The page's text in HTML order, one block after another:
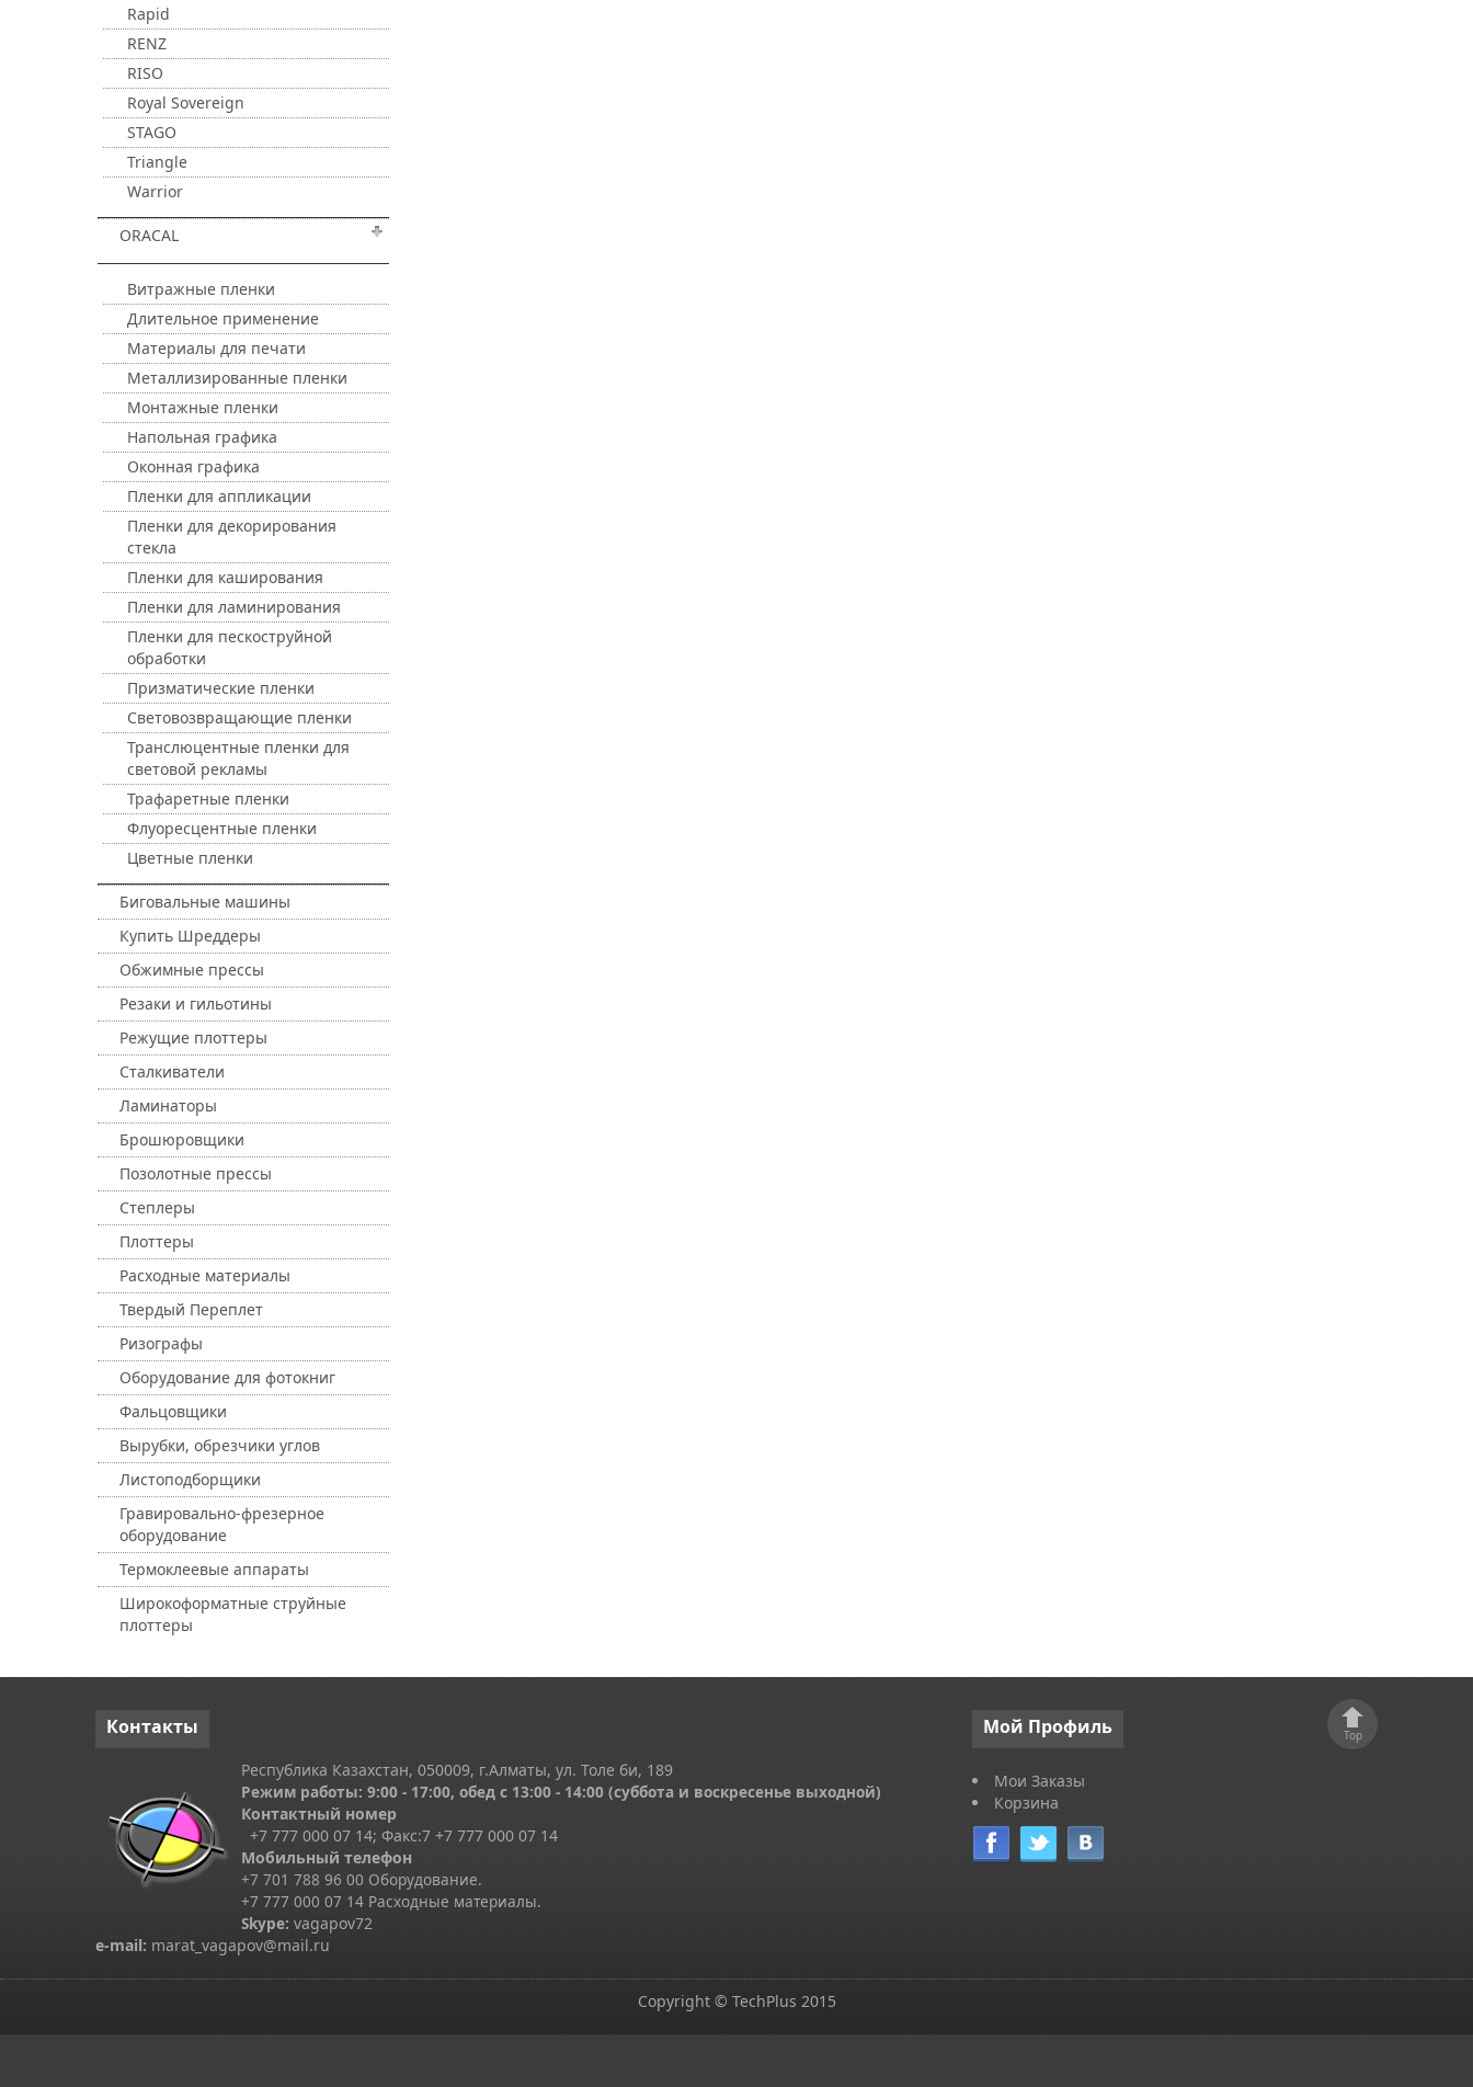
Rapid
RENZ
RISO
Royal Sovereign
STAGO
Triangle
Warrior
ORACAL
Витражные пленки
Длительное применение
Материалы для печати
Металлизированные пленки
Монтажные пленки
Напольная графика
Оконная графика
Пленки для аппликации
Пленки для декорирования
стекла
Пленки для каширования
Пленки для ламинирования
Пленки для пескоструйной
обработки
Призматические пленки
Световозвращающие пленки
Транслюцентные пленки для
световой рекламы
Трафаретные пленки
Флуоресцентные пленки
Цветные пленки
Биговальные машины
Купить Шреддеры
Обжимные прессы
Резаки и гильотины
Режущие плоттеры
Сталкиватели
Ламинаторы
Брошюровщики
Позолотные прессы
Степлеры
Плоттеры
Расходные материалы
Твердый Переплет
Ризографы
Оборудование для фотокниг
Фальцовщики
Вырубки, обрезчики углов
Листоподборщики
Гравировально-фрезерное
оборудование
Термоклеевые аппараты
Широкоформатные струйные
плоттеры
Контакты
Республика Казахстан, 050009, г.Алматы, ул. Толе би, 189
Режим работы: 9:00 - 17:00, обед с 13:00 - 14:00 (суббота и воскресенье выходной)
Контактный номер
+7 777 000 07 14; Факс:7 +7 777 000 07 14
Мобильный телефон
+7 701 788 96 00 Оборудование.
+7 777 000 07 14 Расходные материалы.
Skype: vagapov72
e-mail: marat_vagapov@mail.ru
Мой Профиль
Мои Заказы
Корзина
Top
Copyright © TechPlus 2015